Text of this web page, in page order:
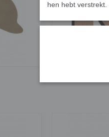
hen hebt verstrekt.